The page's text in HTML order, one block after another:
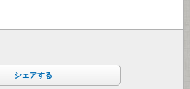
シェアする